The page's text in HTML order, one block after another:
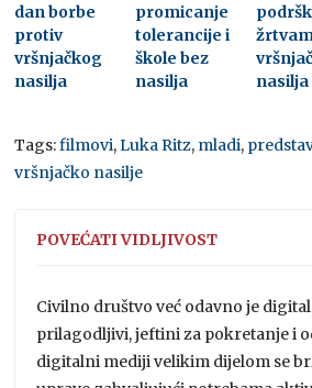
dan borbe
protiv
vršnjačkog
nasilja
promicanje
tolerancije i
škole bez
nasilja
nasilja
Tags:filmovi,Luka Ritz, mladi,
vršnjačko nasilje
POVEĆATI VIDLJIVOST
Civilno društvo već odavno je
prilagodljivi, jeftini za pokretanje i
digitalni mediji velikim dijelom se